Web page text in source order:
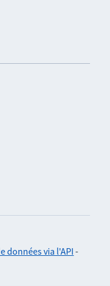
données via l'API-